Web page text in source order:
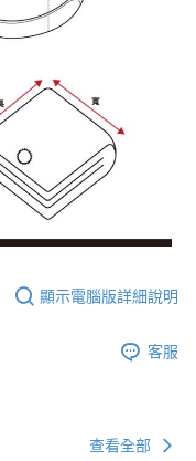
顯示電腦版詳細說明
客服
查看全部